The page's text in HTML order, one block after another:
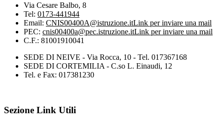
Via Cesare Balbo, 8
Tel: 0173-441944
Email: CNIS00400A@istruzione.itLink per inviare una mail
PEC: cnis00400a@pec.istruzione.itLink per inviare una mail
C.F.: 81001910041
SEDE DI NEIVE - Via Rocca, 10 - Tel. 017367168
SEDE DI CORTEMILIA - C.so L. Einaudi, 12
Tel. e Fax: 017381230
Sezione Link Utili